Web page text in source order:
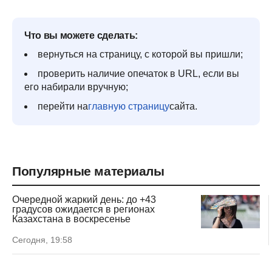
Что вы можете сделать:
вернуться на страницу, с которой вы пришли;
проверить наличие опечаток в URL, если вы
его набирали вручную;
перейти наглавную страницусайта.
Популярные материалы
Очередной жаркий день: до +43
градусов ожидается в регионах
Казахстана в воскресенье
Сегодня, 19:58